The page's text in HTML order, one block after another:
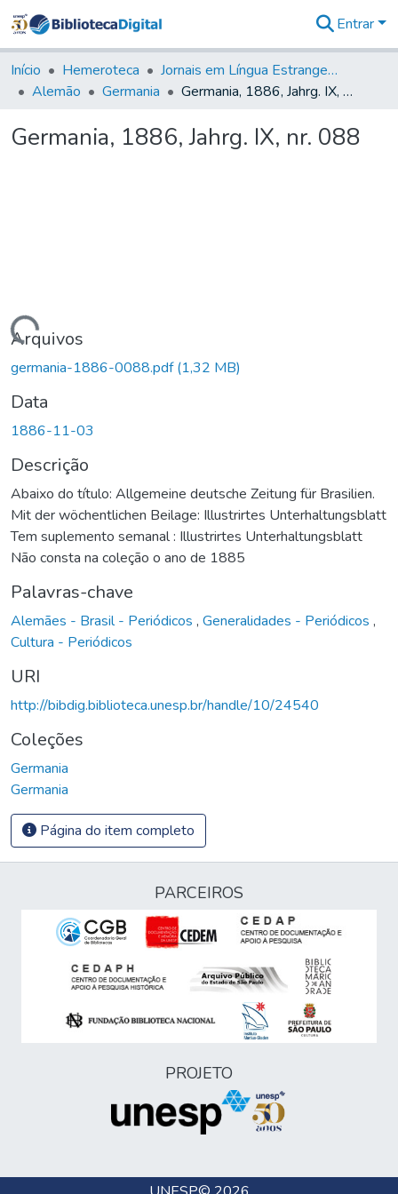
&
Coleções
Tudo na
Digital
Entrar
Início Hemeroteca
Jornais em Língua Estrangeira
Alemão
Germania Germania, 1886, Jahrg. IX, nr. 088
Germania, 1886, Jahrg. IX, nr. 088
Carregando...
Arquivos
germania-1886-0088.pdf(1,32 MB)
Data
1886-11-03
Descrição
Abaixo do título: Allgemeine deutsche Zeitung für Brasilien.
Mit der wöchentlichen Beilage: Illustrirtes Unterhaltungsblatt
Tem suplemento semanal : Illustrirtes Unterhaltungsblatt
Não consta na coleção o ano de 1885
Palavras-chave
Alemães - Brasil - Periódicos , Generalidades - Periódicos ,
Cultura - Periódicos
URI
http://bibdig.biblioteca.unesp.br/handle/10/24540
Coleções
Germania
Germania
Página do item completo
PARCEIROS
PROJETO